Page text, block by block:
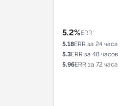
5.2%ERR*
5.18ERR за 24 часа
5.3ERR за 48 часов
5.96ERR за 72 часа